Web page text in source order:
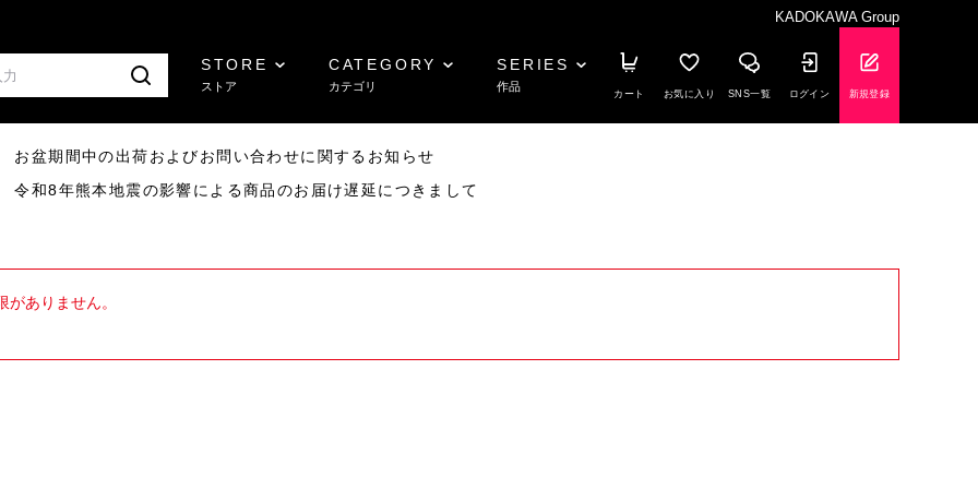
KADOKAWA Group
STORE
ストア
CATEGORY
カテゴリ
SERIES
作品
カート お気に入り SNS一覧 ログイン 新規登録
盆期間中の出荷およびお問い合わせに関するお知らせ
和8年熊本地震の影響による商品のお届け遅延につきまして
ありません。